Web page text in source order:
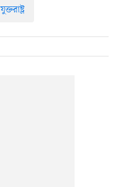
যুক্তরাষ্ট্র